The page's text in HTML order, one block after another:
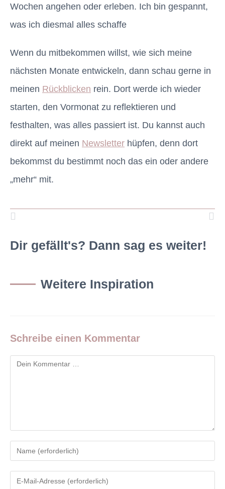
Wochen angehen oder erleben. Ich bin gespannt,
was ich diesmal alles schaffe
Wenn du mitbekommen willst, wie sich meine
nächsten Monate entwickeln, dann schau gerne in
meinen Rückblicken rein. Dort werde ich wieder
starten, den Vormonat zu reflektieren und
festhalten, was alles passiert ist. Du kannst auch
direkt auf meinen Newsletter hüpfen, denn dort
bekommst du bestimmt noch das ein oder andere
„mehr“ mit.
Dir gefällt's? Dann sag es weiter!
Weitere Inspiration
Schreibe einen Kommentar